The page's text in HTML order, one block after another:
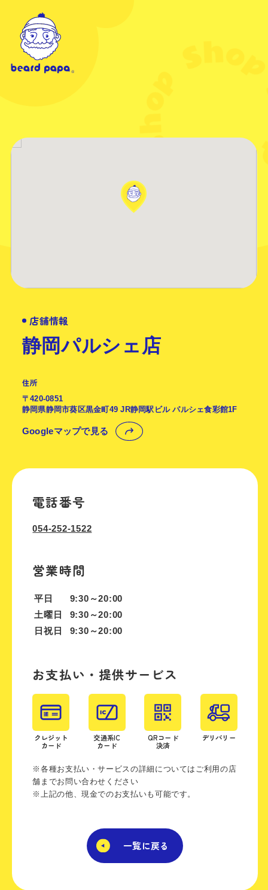
店舗情報
静岡パルシェ店
住所
〒420-0851
静岡県静岡市葵区黒金町49 JR静岡駅ビル パルシェ食彩館1F
Googleマップで見る
電話番号
054-252-1522
営業時間
平日
9:30～20:00
土曜日
9:30～20:00
日祝日
9:30～20:00
お支払い・提供サービス
クレジット
カード
交通系IC
カード
QRコード
決済
デリバリー
※各種お支払い・サービスの詳細についてはご利用の店
舗までお問い合わせください
※上記の他、現金でのお支払いも可能です。
一覧に戻る